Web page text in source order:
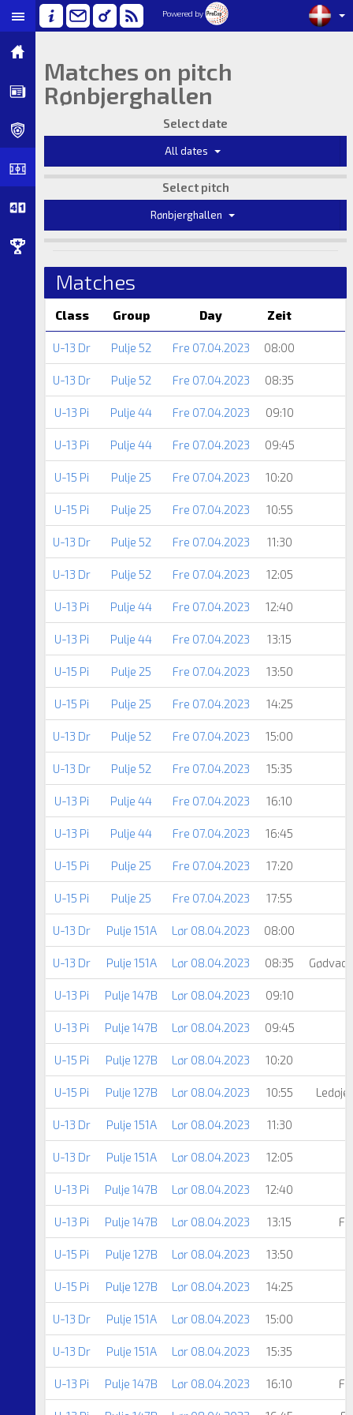
Powered by
Matches on pitch
Rønbjerghallen
Select date
All dates
Select pitch
Rønbjerghallen
Matches
Class Group Day Zeit
U-13 Dr Pulje 52 Fre 07.04.2023 08:00
U-13 Dr Pulje 52 Fre 07.04.2023 08:35
U-13 Pi Pulje 44 Fre 07.04.2023 09:10
U-13 Pi Pulje 44 Fre 07.04.2023 09:45
U-15 Pi Pulje 25 Fre 07.04.2023 10:20
U-15 Pi Pulje 25 Fre 07.04.2023 10:55
U-13 Dr Pulje 52 Fre 07.04.2023 11:30
U-13 Dr Pulje 52 Fre 07.04.2023 12:05
U-13 Pi Pulje 44 Fre 07.04.2023 12:40
U-13 Pi Pulje 44 Fre 07.04.2023 13:15
U-15 Pi Pulje 25 Fre 07.04.2023 13:50
U-15 Pi Pulje 25 Fre 07.04.2023 14:25
U-13 Dr Pulje 52 Fre 07.04.2023 15:00
U-13 Dr Pulje 52 Fre 07.04.2023 15:35
U-13 Pi Pulje 44 Fre 07.04.2023 16:10
U-13 Pi Pulje 44 Fre 07.04.2023 16:45
U-15 Pi Pulje 25 Fre 07.04.2023 17:20
U-15 Pi Pulje 25 Fre 07.04.2023 17:55
U-13 Dr Pulje 151A Lør 08.04.2023 08:00
U-13 Dr Pulje 151A Lør 08.04.2023 08:35 Gødvad
U-13 Pi Pulje 147B Lør 08.04.2023 09:10
U-13 Pi Pulje 147B Lør 08.04.2023 09:45
U-15 Pi Pulje 127B Lør 08.04.2023 10:20
U-15 Pi Pulje 127B Lør 08.04.2023 10:55
U-13 Dr Pulje 151A Lør 08.04.2023 11:30
U-13 Dr Pulje 151A Lør 08.04.2023 12:05
U-13 Pi Pulje 147B Lør 08.04.2023 12:40
U-13 Pi Pulje 147B Lør 08.04.2023 13:15
U-15 Pi Pulje 127B Lør 08.04.2023 13:50
U-15 Pi Pulje 127B Lør 08.04.2023 14:25
U-13 Dr Pulje 151A Lør 08.04.2023 15:00
U-13 Dr Pulje 151A Lør 08.04.2023 15:35
U-13 Pi Pulje 147B Lør 08.04.2023 16:10